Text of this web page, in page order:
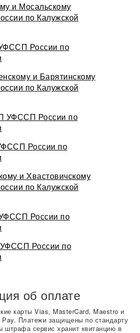
и Мосальскому
по Калужской
России по
и Барятинскому
по Калужской
УФССП России по
России по
и Хвастовичскому
по Калужской
России по
России по
об оплате
карты Vias, MasterCard, Maestro и
Платежи защищены по стандарту
штрафа сервис хранит квитанцию в